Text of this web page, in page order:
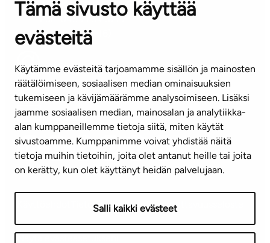
Tämä sivusto käyttää
evästeitä
Käytämme evästeitä tarjoamamme sisällön ja mainosten
räätälöimiseen, sosiaalisen median ominaisuuksien
tukemiseen ja kävijämäärämme analysoimiseen. Lisäksi
jaamme sosiaalisen median, mainosalan ja analytiikka-
alan kumppaneillemme tietoja siitä, miten käytät
sivustoamme. Kumppanimme voivat yhdistää näitä
tietoja muihin tietoihin, joita olet antanut heille tai joita
on kerätty, kun olet käyttänyt heidän palvelujaan.
Salli kaikki evästeet
ASIAKASPALVELUKESKUS
Puh. 045 7734 3777
(arkisin klo 8-16)
info@ta.fi
Tilaa uutiskirje
Mediapankki
TietosuojaselosteSaavutettavuusseloste